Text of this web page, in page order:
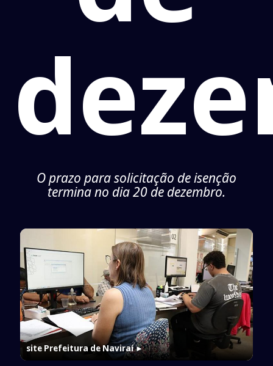
O prazo para solicitação de isenção
termina no dia 20 de dezembro.
site Prefeitura de Naviraí►